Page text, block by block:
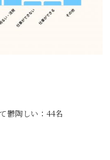
鬱陶しい：44名